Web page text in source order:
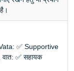
✅ Supportive
वात: ✅ सहायक